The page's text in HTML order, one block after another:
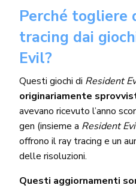
Perché togliere
tracing dai
Evil?
Questi giochi di Resident
originariamente
avevano ricevuto l’anno
gen (insieme a Resident
offrono il ray tracing e un
delle risoluzioni.
Questi aggiornamenti